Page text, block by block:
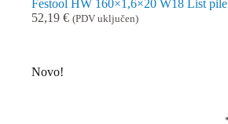
Festool HW 160×1,6×20 W18 List pile
52,19 € (PDV uključen)
Novo!